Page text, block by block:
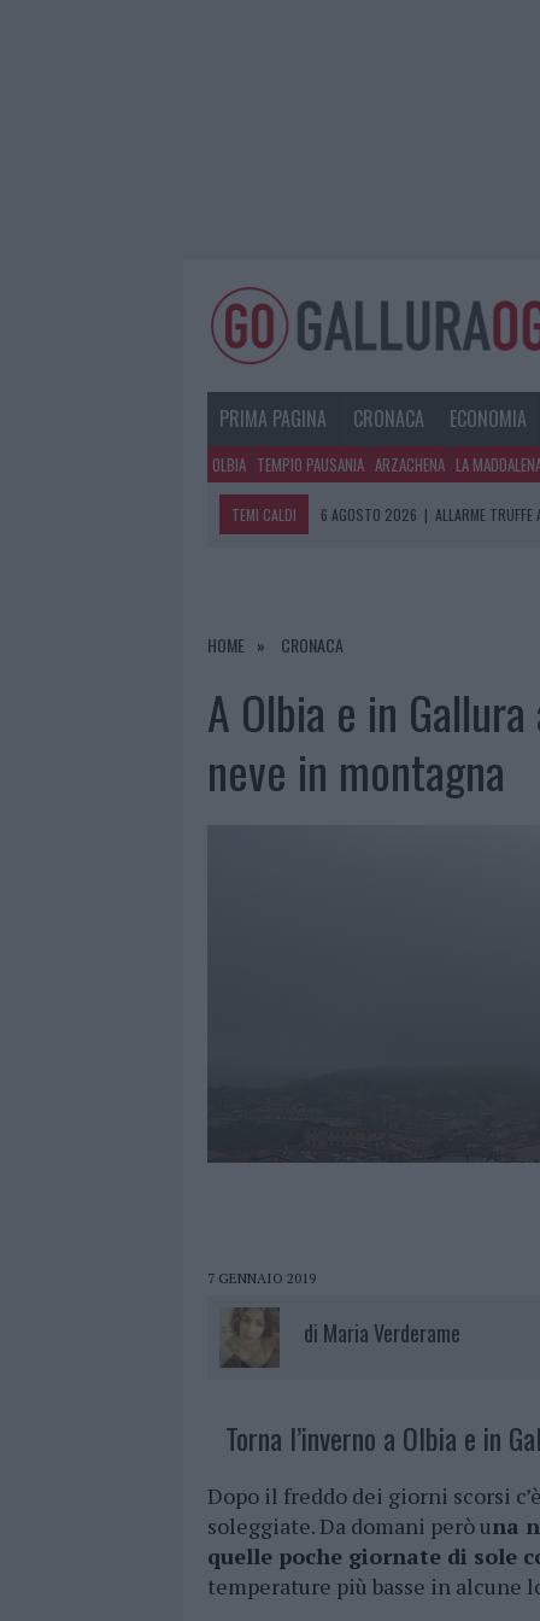
PRIMA PAGINA CRONACA ECONOMIA
OLBIA TEMPIO PAUSANIA ARZACHENA LA
TEMI CALDI 6 AGOSTO 2026 | ALLARME
6 AGOSTO 2026
|
HOME CRONACA
A Olbia e in
neve in montagna
7 GENNAIO 2019
di Maria Verderame
Torna l’inverno a Olbia e in
Dopo il freddo dei giorni scorsi
soleggiate. Da domani però una
quelle poche giornate di sole
temperature più basse in alcune